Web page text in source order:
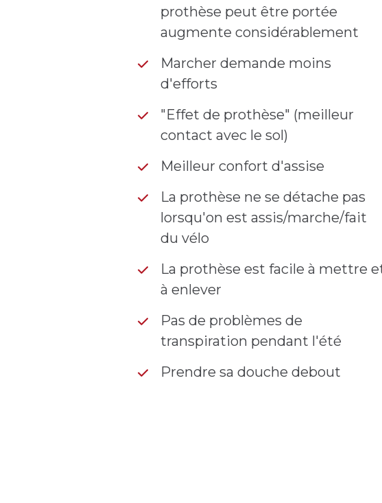
prothèse peut être portée
augmente considérablement
Marcher demande moins
d'efforts
"Effet de prothèse" (meilleur
contact avec le sol)
Meilleur confort d'assise
La prothèse ne se détache pas
lorsqu'on est assis/marche/fait
du vélo
La prothèse est facile à mettre
à enlever
Pas de problèmes de
transpiration pendant l'été
Prendre sa douche debout